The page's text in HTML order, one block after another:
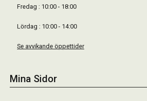
Fredag : 10:00 - 18:00
Lördag : 10:00 - 14:00
Se avvikande öppettider
Mina Sidor